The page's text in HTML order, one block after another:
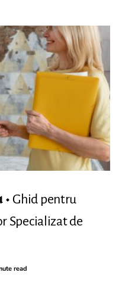
Ghid pentru
Specializat de
read